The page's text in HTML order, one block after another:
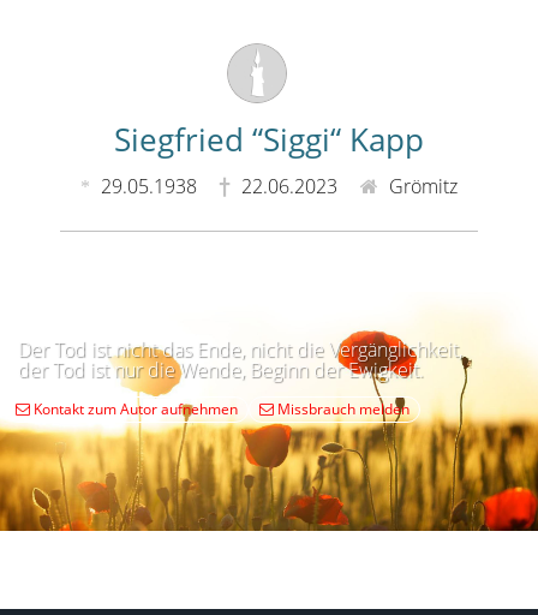
Siegfried “Siggi“ Kapp
29.05.1938 22.06.2023 Grömitz
Der Tod ist nicht das Ende, nicht die Vergänglichkeit,
der Tod ist nur die Wende, Beginn der Ewigkeit.
Kontakt zum Autor aufnehmen Missbrauch melden